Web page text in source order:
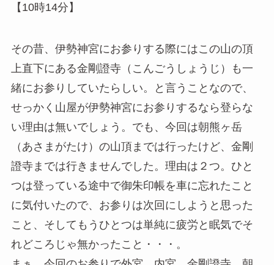
【10時14分】
その昔、伊勢神宮にお参りする際にはこの山の頂
上直下にある金剛證寺（こんごうしょうじ）も一
緒にお参りしていたらしい。と言うことなので、
せっかく山屋が伊勢神宮にお参りするなら登らな
い理由は無いでしょう。でも、今回は朝熊ヶ岳
（あさまがたけ）の山頂までは行ったけど、金剛
證寺までは行きませんでした。理由は２つ。ひと
つは登っている途中で御朱印帳を車に忘れたこと
に気付いたので、お参りは次回にしようと思った
こと、そしてもうひとつは単純に疲労と眠気でそ
れどころじゃ無かったこと・・・。